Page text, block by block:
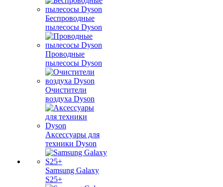
Беспроводные
пылесосы Dyson
Проводные
пылесосы Dyson
Очистители
воздуха Dyson
Аксессуары для
техники Dyson
Samsung Galaxy
S25+